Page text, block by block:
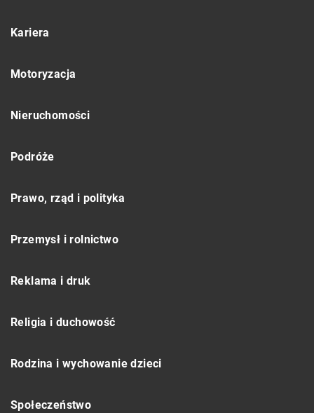
Kariera
Motoryzacja
Nieruchomości
Podróże
Prawo, rząd i polityka
Przemysł i rolnictwo
Reklama i druk
Religia i duchowość
Rodzina i wychowanie dzieci
Społeczeństwo